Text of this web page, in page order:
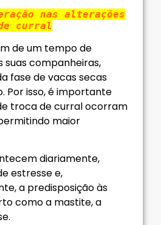
nas alterações
curral
de um tempo de
suas companheiras,
fase de vacas secas
Por isso, é importante
troca de curral ocorram
maior
diariamente,
estresse e,
a predisposição às
como a mastite, a